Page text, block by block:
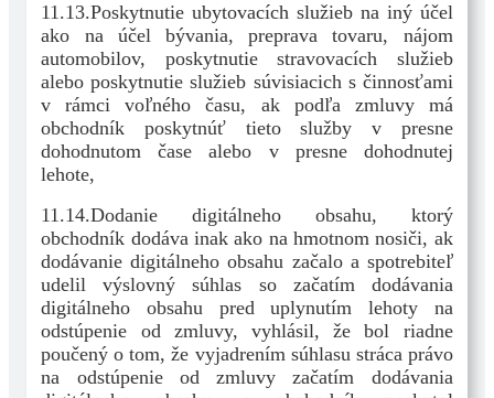
11.13.Poskytnutie ubytovacích služieb na iný účel
ako na účel bývania, preprava tovaru, nájom
automobilov, poskytnutie stravovacích služieb
alebo poskytnutie služieb súvisiacich s činnosťami
v rámci voľného času, ak podľa zmluvy má
obchodník poskytnúť tieto služby v presne
dohodnutom čase alebo v presne dohodnutej
lehote,
11.14.Dodanie digitálneho obsahu, ktorý
obchodník dodáva inak ako na hmotnom nosiči, ak
dodávanie digitálneho obsahu začalo a spotrebiteľ
udelil výslovný súhlas so začatím dodávania
digitálneho obsahu pred uplynutím lehoty na
odstúpenie od zmluvy, vyhlásil, že bol riadne
poučený o tom, že vyjadrením súhlasu stráca právo
na odstúpenie od zmluvy začatím dodávania